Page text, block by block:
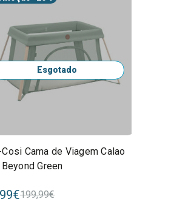
Esgotado
Cama de Viagem Calao
Green
199,99€